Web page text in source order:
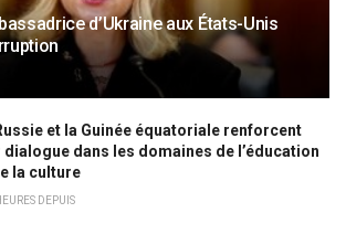
d’Ukraine aux États-Unis
et la Guinée équatoriale renforcent
dialogue dans les domaines de l’éducation
la culture
DEPUIS